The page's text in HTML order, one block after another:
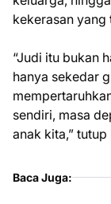
kekerasan
“Judi itu bukan
hanya sekedar
sendiri, masa
anak kita,”
Baca Juga: